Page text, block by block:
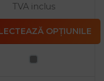
TVA inclus
OPȚIUNILE